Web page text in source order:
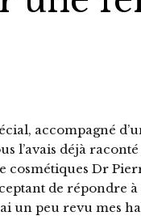
accompagné
l’avais déjà raconté
cosmétiques Dr
de répondre à
un peu revu mes